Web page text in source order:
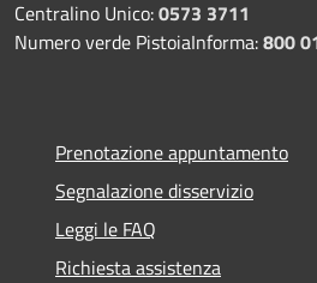
Centralino Unico:0573 3711
Numero verde PistoiaInforma:800
Prenotazione appuntamento
Segnalazione disservizio
Leggi le FAQ
Richiesta assistenza